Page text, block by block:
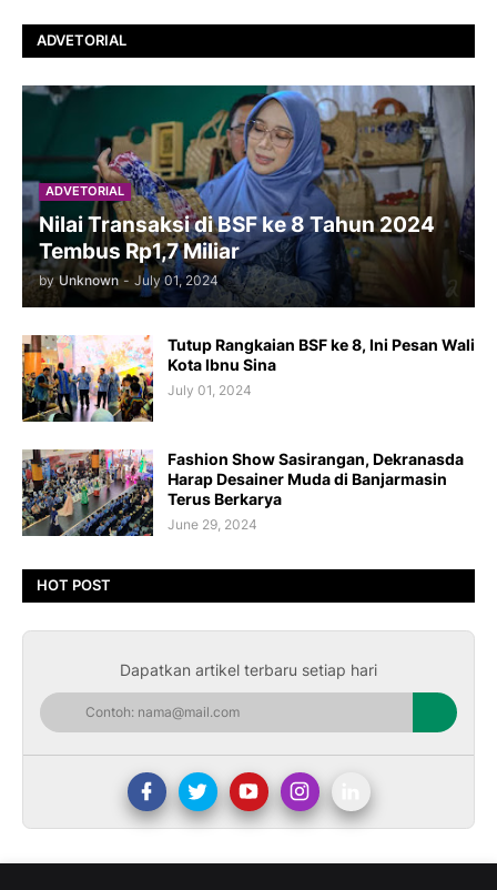
ADVETORIAL
ADVETORIAL
Nilai Transaksi di BSF ke 8 Tahun 2024
Tembus Rp1,7 Miliar
by Unknown - July 01, 2024
Tutup Rangkaian BSF ke 8, Ini Pesan Wali
Kota Ibnu Sina
July 01, 2024
Fashion Show Sasirangan, Dekranasda
Harap Desainer Muda di Banjarmasin
Terus Berkarya
June 29, 2024
HOT POST
Dapatkan artikel terbaru setiap hari